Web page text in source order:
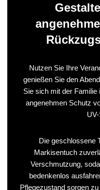
Nutzen Sie Ihre
genießen Sie den
Sie sich mit der
angenehmen Schutz
Die geschlossene
Markisentuch
Verschmutzung,
bedenkenlos
Pflegezustand sorgen